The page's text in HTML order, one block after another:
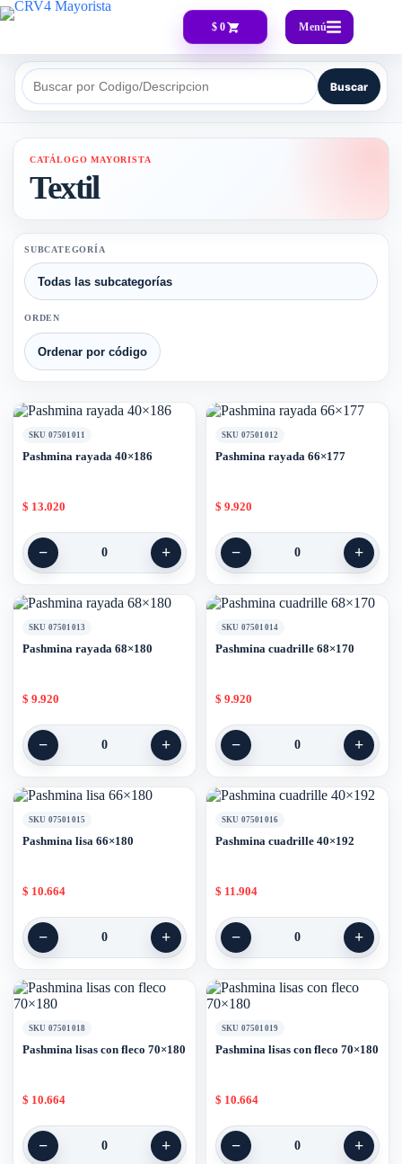
$ 0 Menú
Buscar por Codigo/Descripcion Buscar
CATÁLOGO MAYORISTA
Textil
SUBCATEGORÍA
ORDEN
SKU 07501011
Pashmina rayada 40×186
$ 13.020
− 0 +
SKU 07501012
Pashmina rayada 66×177
$ 9.920
− 0 +
SKU 07501013
Pashmina rayada 68×180
$ 9.920
− 0 +
SKU 07501014
Pashmina cuadrille 68×170
$ 9.920
− 0 +
SKU 07501015
Pashmina lisa 66×180
$ 10.664
− 0 +
SKU 07501016
Pashmina cuadrille 40×192
$ 11.904
− 0 +
SKU 07501018
Pashmina lisas con fleco 70×180
$ 10.664
− 0 +
SKU 07501019
Pashmina lisas con fleco 70×180
$ 10.664
− 0 +